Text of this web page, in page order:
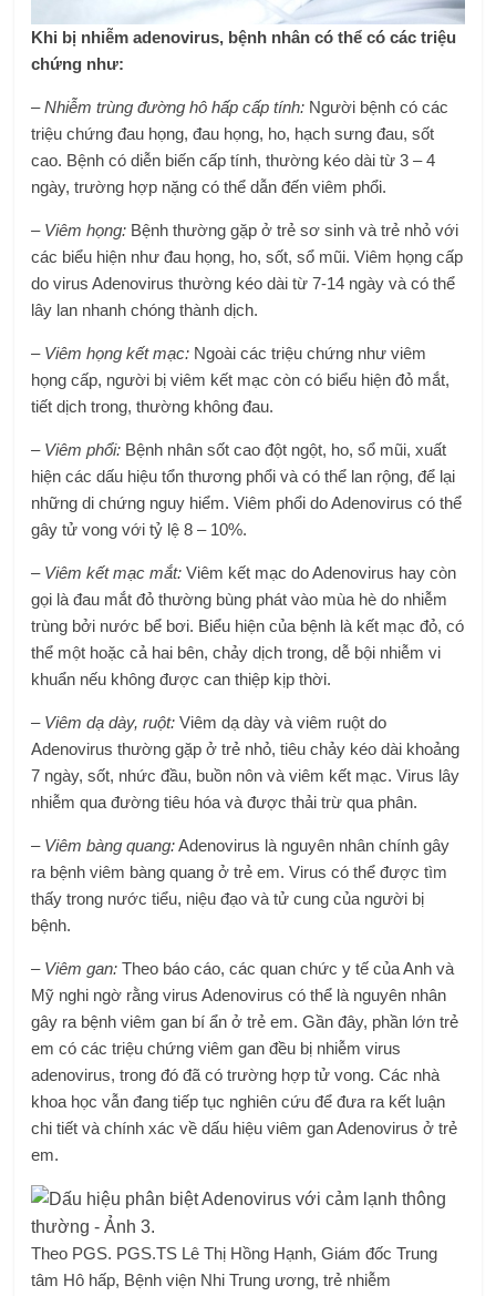
Khi bị nhiễm adenovirus, bệnh nhân có thể có các triệu
chứng như:
– Nhiễm trùng đường hô hấp cấp tính: Người bệnh có các
triệu chứng đau họng, đau họng, ho, hạch sưng đau, sốt
cao. Bệnh có diễn biến cấp tính, thường kéo dài từ 3 – 4
ngày, trường hợp nặng có thể dẫn đến viêm phổi.
– Viêm họng: Bệnh thường gặp ở trẻ sơ sinh và trẻ nhỏ với
các biểu hiện như đau họng, ho, sốt, sổ mũi. Viêm họng cấp
do virus Adenovirus thường kéo dài từ 7-14 ngày và có thể
lây lan nhanh chóng thành dịch.
– Viêm họng kết mạc: Ngoài các triệu chứng như viêm
họng cấp, người bị viêm kết mạc còn có biểu hiện đỏ mắt,
tiết dịch trong, thường không đau.
– Viêm phổi: Bệnh nhân sốt cao đột ngột, ho, sổ mũi, xuất
hiện các dấu hiệu tổn thương phổi và có thể lan rộng, để lại
những di chứng nguy hiểm. Viêm phổi do Adenovirus có thể
gây tử vong với tỷ lệ 8 – 10%.
– Viêm kết mạc mắt:Viêm kết mạc do Adenovirus hay còn
gọi là đau mắt đỏ thường bùng phát vào mùa hè do nhiễm
trùng bởi nước bể bơi. Biểu hiện của bệnh là kết mạc đỏ, có
thể một hoặc cả hai bên, chảy dịch trong, dễ bội nhiễm vi
khuẩn nếu không được can thiệp kịp thời.
– Viêm dạ dày, ruột:Viêm dạ dày và viêm ruột do
Adenovirus thường gặp ở trẻ nhỏ, tiêu chảy kéo dài khoảng
7 ngày, sốt, nhức đầu, buồn nôn và viêm kết mạc. Virus lây
nhiễm qua đường tiêu hóa và được thải trừ qua phân.
– Viêm bàng quang:Adenovirus là nguyên nhân chính gây
ra bệnh viêm bàng quang ở trẻ em. Virus có thể được tìm
thấy trong nước tiểu, niệu đạo và tử cung của người bị
bệnh.
– Viêm gan: Theo báo cáo, các quan chức y tế của Anh và
Mỹ nghi ngờ rằng virus Adenovirus có thể là nguyên nhân
gây ra bệnh viêm gan bí ẩn ở trẻ em. Gần đây, phần lớn trẻ
em có các triệu chứng viêm gan đều bị nhiễm virus
adenovirus, trong đó đã có trường hợp tử vong. Các nhà
khoa học vẫn đang tiếp tục nghiên cứu để đưa ra kết luận
chi tiết và chính xác về dấu hiệu viêm gan Adenovirus ở trẻ
em.
Theo PGS. PGS.TS Lê Thị Hồng Hạnh, Giám đốc Trung
tâm Hô hấp, Bệnh viện Nhi Trung ương, trẻ nhiễm